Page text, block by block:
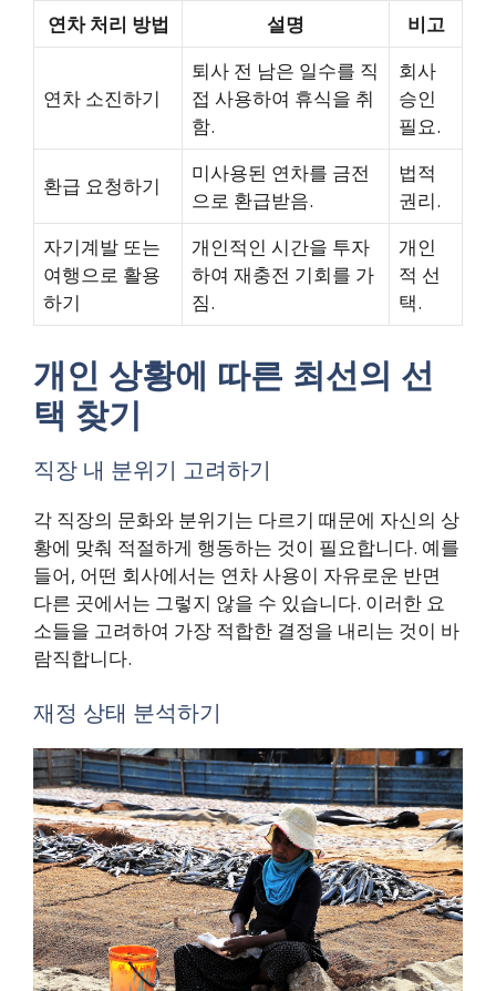
연차 처리 방법 설명 비고
연차 소진하기
퇴사 전 남은 일수를 직
접 사용하여 휴식을 취
함.
회사
승인
필요.
환급 요청하기
미사용된 연차를 금전
으로 환급받음.
법적
권리.
자기계발 또는
여행으로 활용
하기
개인적인 시간을 투자
하여 재충전 기회를 가
짐.
개인
적 선
택.
개인 상황에 따른 최선의 선
택 찾기
직장 내 분위기 고려하기
각 직장의 문화와 분위기는 다르기 때문에 자신의 상
황에 맞춰 적절하게 행동하는 것이 필요합니다. 예를
들어, 어떤 회사에서는 연차 사용이 자유로운 반면
다른 곳에서는 그렇지 않을 수 있습니다. 이러한 요
소들을 고려하여 가장 적합한 결정을 내리는 것이 바
람직합니다.
재정 상태 분석하기